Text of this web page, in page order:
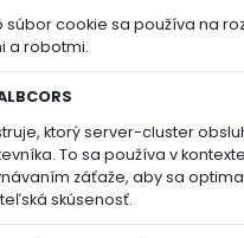
súbor cookie sa používa na
a robotmi.
ktorý server-cluster
To sa používa v
záťaže, aby sa
skúsenosť.